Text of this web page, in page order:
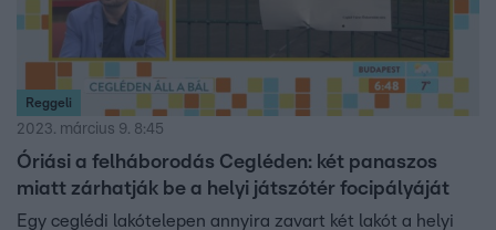
Reggeli
2023. március 9. 8:45
Óriási a felháborodás Cegléden: két panaszos
miatt zárhatják be a helyi játszótér focipályáját
Egy ceglédi lakótelepen annyira zavart két lakót a helyi